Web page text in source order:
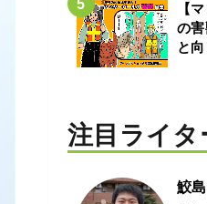
【
の
と
注目ライタ
鮫